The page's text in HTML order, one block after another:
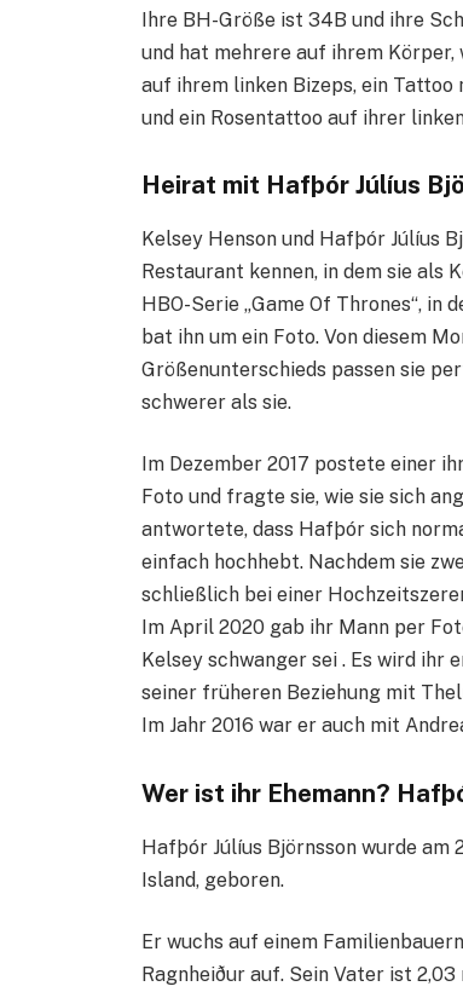
Ihre BH-Größe ist 34B und ihre
und hat mehrere auf ihrem Körper,
auf ihrem linken Bizeps, ein
und ein Rosentattoo auf ihrer
Heirat mit Hafþór Júlíus
Kelsey Henson und Hafþór Júlíus
Restaurant kennen, in dem sie als
HBO-Serie „Game Of Thrones“, in
bat ihn um ein Foto. Von diesem
Größenunterschieds passen sie
schwerer als sie.
Im Dezember 2017 postete einer
Foto und fragte sie, wie sie sich
antwortete, dass Hafþór sich
einfach hochhebt. Nachdem sie
schließlich bei einer
Im April 2020 gab ihr Mann per
Kelsey schwanger sei . Es wird ihr
seiner früheren Beziehung mit
Im Jahr 2016 war er auch mit
Wer ist ihr Ehemann?
Hafþór Júlíus Björnsson wurde am
Island, geboren.
Er wuchs auf einem
Ragnheiður auf. Sein Vater ist